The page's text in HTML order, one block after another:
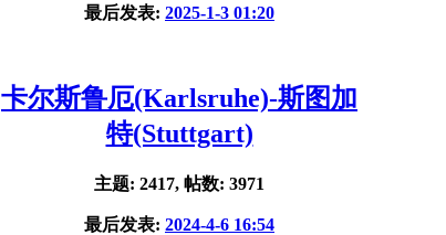
最后发表: 2025-1-3 01:20
卡尔斯鲁厄(Karlsruhe)-斯图加
特(Stuttgart)
主题: 2417, 帖数: 3971
最后发表: 2024-4-6 16:54